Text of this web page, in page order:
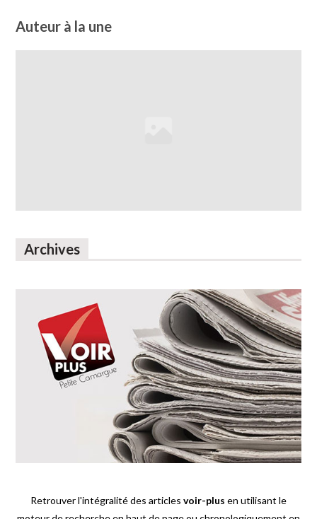
Auteur à la une
Archives
Retrouver l'intégralité des articles voir-plus en utilisant le